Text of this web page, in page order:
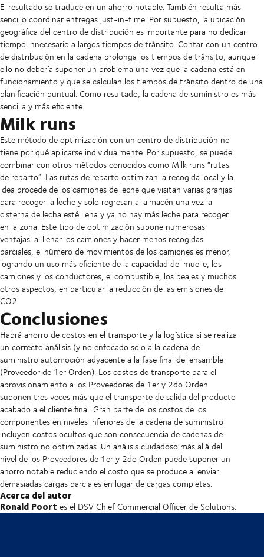
El resultado se traduce en un ahorro notable. También resulta más
sencillo coordinar entregas just-in-time. Por supuesto, la ubicación
geográfica del centro de distribución es importante para no dedicar
tiempo innecesario a largos tiempos de tránsito. Contar con un centro
de distribución en la cadena prolonga los tiempos de tránsito, aunque
ello no debería suponer un problema una vez que la cadena está en
funcionamiento y que se calculan los tiempos de tránsito dentro de una
planificación puntual. Como resultado, la cadena de suministro es más
sencilla y más eficiente.
Milk runs
Este método de optimización con un centro de distribución no
tiene por qué aplicarse individualmente. Por supuesto, se puede
combinar con otros métodos conocidos como Milk runs “rutas
de reparto”. Las rutas de reparto optimizan la recogida local y la
idea procede de los camiones de leche que visitan varias granjas
para recoger la leche y solo regresan al almacén una vez la
cisterna de lecha esté llena y ya no hay más leche para recoger
en la zona. Este tipo de optimización supone numerosas
ventajas: al llenar los camiones y hacer menos recogidas
parciales, el número de movimientos de los camiones es menor,
logrando un uso más eficiente de la capacidad del muelle, los
camiones y los conductores, el combustible, los peajes y muchos
otros aspectos, en particular la reducción de las emisiones de
CO2.
Conclusiones
Habrá ahorro de costos en el transporte y la logística si se realiza
un correcto análisis (y no enfocado solo a la cadena de
suministro automoción adyacente a la fase final del ensamble
(Proveedor de 1er Orden). Los costos de transporte para el
aprovisionamiento a los Proveedores de 1er y 2do Orden
suponen tres veces más que el transporte de salida del producto
acabado a el cliente final. Gran parte de los costos de los
componentes en niveles inferiores de la cadena de suministro
incluyen costos ocultos que son consecuencia de cadenas de
suministro no optimizadas. Un análisis cuidadoso más allá del
nivel de los Proveedores de 1er y 2do Orden puede suponer un
ahorro notable reduciendo el costo que se produce al enviar
demasiadas cargas parciales en lugar de cargas completas.
Acerca del autor
Ronald Poort es el DSV Chief Commercial Officer de Solutions.